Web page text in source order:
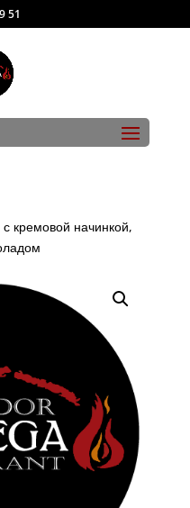
51
кремовой начинкой,